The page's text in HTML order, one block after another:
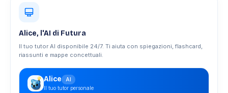
Alice, l'AI di Futura
Il tuo tutor AI disponibile 24/7. Ti aiuta con spiegazioni, flashcard,
riassunti e mappe concettuali.
Alice
AI
Il tuo tutor personale